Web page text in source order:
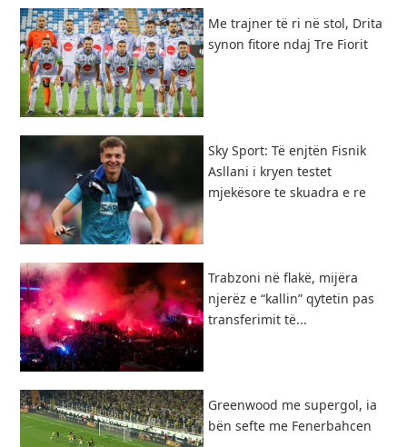
​Me trajner të ri në stol, Drita
synon fitore ndaj Tre Fiorit
Sky Sport: Të enjtën Fisnik
Asllani i kryen testet
mjekësore te skuadra e re
Trabzoni në flakë, mijëra
njerëz e “kallin” qytetin pas
transferimit të...
Greenwood me supergol, ia
bën sefte me Fenerbahcen